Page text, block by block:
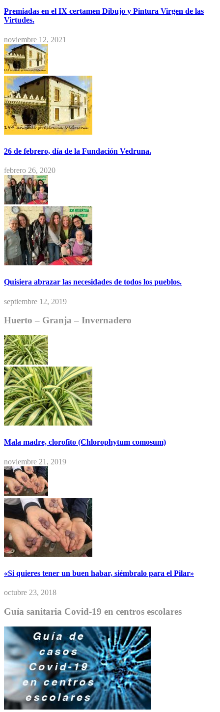
Premiadas en el IX certamen Dibujo y Pintura Virgen de las
Virtudes.
noviembre 12, 2021
26 de febrero, día de la Fundación Vedruna.
febrero 26, 2020
Quisiera abrazar las necesidades de todos los pueblos.
septiembre 12, 2019
Huerto – Granja – Invernadero
Mala madre, clorofito (Chlorophytum comosum)
noviembre 21, 2019
«Si quieres tener un buen habar, siémbralo para el Pilar»
octubre 23, 2018
Guía sanitaria Covid-19 en centros escolares